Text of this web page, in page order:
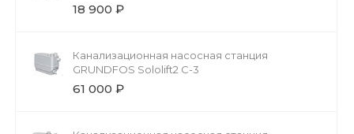
18 900 ₽
Канализационная насосная станция
GRUNDFOS Sololift2 C-3
61 000 ₽